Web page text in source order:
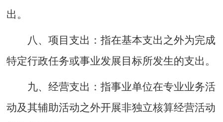
出 。
八、项目支出：指在基本支出之外为完成
特定行政任务或事业发展目标所发生的支出。
九、经营支出：指事业单位在专业业务活
动及其辅助活动之外开展非独立核算经营活动